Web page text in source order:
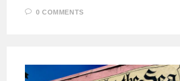
0 COMMENTS